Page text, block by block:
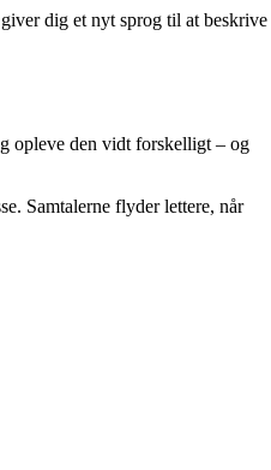
dig et nyt sprog til at beskrive
opleve den vidt forskelligt – og
Samtalerne flyder lettere, når